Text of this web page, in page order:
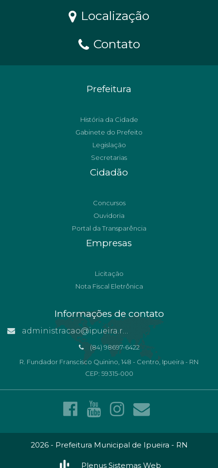
Localização
Contato
Prefeitura
História da Cidade
Gabinete do Prefeito
Legislação
Secretarias
Cidadão
Concursos
Ouvidoria
Portal da Transparência
Empresas
Licitação
Nota Fiscal Eletrônica
Informações de contato
administracao@ipueira.rn.gov.br
(84) 98697-6422
R. Fundador Franscisco Quinino, 148 - Centro, Ipueira - RN
CEP: 59315-000
2026 - Prefeitura Municipal de Ipueira - RN
Plenus Sistemas Web